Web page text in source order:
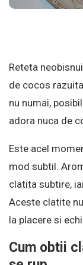
Reteta
de cocos
nu numai,
adora nuca de
Este acel
mod subtil.
clatita subtire,
Aceste clatite
la placere si
Cum obtii